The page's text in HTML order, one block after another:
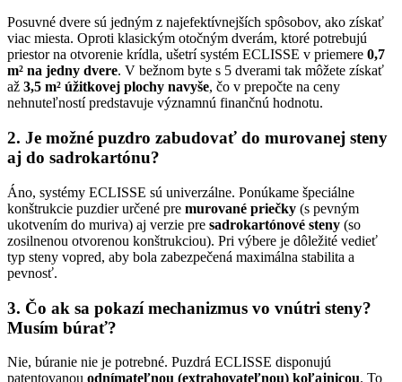
Posuvné dvere sú jedným z najefektívnejších spôsobov, ako získať
viac miesta. Oproti klasickým otočným dverám, ktoré potrebujú
priestor na otvorenie krídla, ušetrí systém ECLISSE v priemere 0,7
m² na jedny dvere. V bežnom byte s 5 dverami tak môžete získať
až 3,5 m² úžitkovej plochy navyše, čo v prepočte na ceny
nehnuteľností predstavuje významnú finančnú hodnotu.
2. Je možné puzdro zabudovať do murovanej steny
aj do sadrokartónu?
Áno, systémy ECLISSE sú univerzálne. Ponúkame špeciálne
konštrukcie puzdier určené pre murované priečky (s pevným
ukotvením do muriva) aj verzie pre sadrokartónové steny (so
zosilnenou otvorenou konštrukciou). Pri výbere je dôležité vedieť
typ steny vopred, aby bola zabezpečená maximálna stabilita a
pevnosť.
3. Čo ak sa pokazí mechanizmus vo vnútri steny?
Musím búrať?
Nie, búranie nie je potrebné. Puzdrá ECLISSE disponujú
patentovanou odnímateľnou (extrahovateľnou) koľajnicou. To